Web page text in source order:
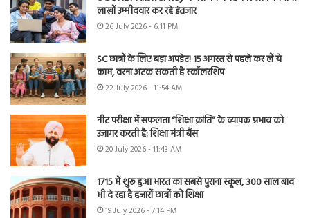
लाखों उम्मीदवार कर रहे इंतजार
26 July 2026 - 6:11 PM
SC छात्रों के लिए बड़ा अपडेट! 15 अगस्त से पहले कर लें ये
काम, वरना अटक सकती है स्कॉलरशिप
22 July 2026 - 11:54 AM
नीट परीक्षा में सफलता “शिक्षा क्रांति” के व्यापक प्रभाव को
उजागर करती है: शिक्षा मंत्री बैंस
20 July 2026 - 11:43 AM
1715 में शुरू हुआ भारत का सबसे पुराना स्कूल, 300 साल बाद
भी दे रहा है हजारों छात्रों को शिक्षा
19 July 2026 - 7:14 PM